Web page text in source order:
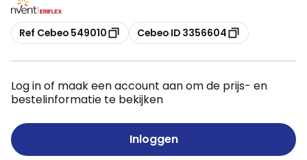
Kopiëren
Ref Cebeo 549010 Kopiëren
Cebeo ID 3356604
Log in of maak een account aan om de prijs- en
bestelinformatie te bekijken
Inloggen